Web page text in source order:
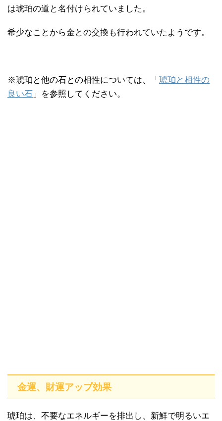
は琥珀の道と名付けられていました。
希少なことから金との交換も行われていたようです。
※琥珀と他の石との相性については、「 琥珀と相性の
良い石 」を参照してください。
金運、財運アップ効果
琥珀は、不要なエネルギーを排出し、新鮮で明るいエ